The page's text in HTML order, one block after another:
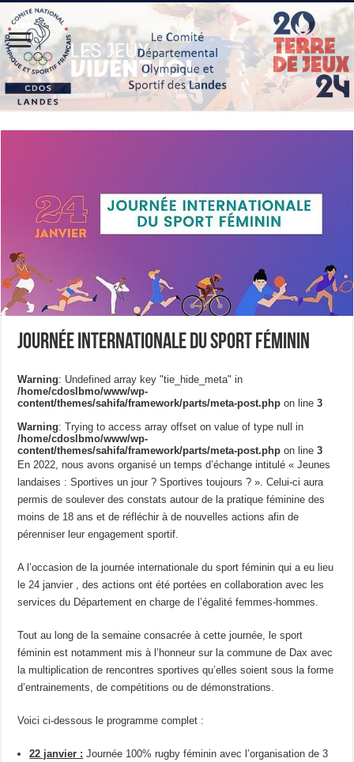
Journée internationale du Sport Féminin
Warning: Undefined array key "tie_hide_meta" in
/home/cdoslbmo/www/wp-
content/themes/sahifa/framework/parts/meta-post.php on line3
Warning: Trying to access array offset on value of type null in
/home/cdoslbmo/www/wp-
content/themes/sahifa/framework/parts/meta-post.php on line3
En 2022, nous avons organisé un temps d’échange intitulé « Jeunes
landaises : Sportives un jour ? Sportives toujours ? ». Celui-ci aura
permis de soulever des constats autour de la pratique féminine des
moins de 18 ans et de réfléchir à de nouvelles actions afin de
pérenniser leur engagement sportif.
A l’occasion de la journée internationale du sport féminin qui a eu lieu
le 24 janvier , des actions ont été portées en collaboration avec les
services du Département en charge de l’égalité femmes-hommes.
Tout au long de la semaine consacrée à cette journée, le sport
féminin est notamment mis à l’honneur sur la commune de Dax avec
la multiplication de rencontres sportives qu’elles soient sous la forme
d’entrainements, de compétitions ou de démonstrations.
Voici ci-dessous le programme complet :
22 janvier : Journée 100% rugby féminin avec l’organisation de 3